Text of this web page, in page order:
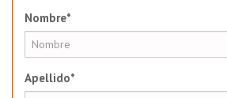
Nombre*
Apellido*